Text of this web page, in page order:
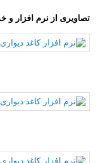
تصاویری از نرم افزار و